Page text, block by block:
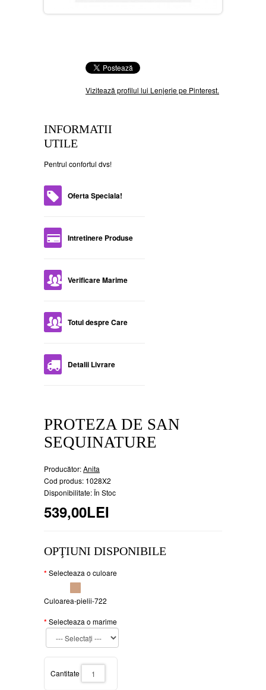
Vizitează profilul lui Lenjerie pe Pinterest.
INFORMATII
UTILE
Pentrul confortul dvs!
Oferta Speciala!
Intretinere Produse
Verificare Marime
Totul despre Care
Detalii Livrare
PROTEZA DE SAN
SEQUINATURE
Producător:Anita
Cod produs: 1028X2
Disponibilitate: În Stoc
539,00LEI
OPŢIUNI DISPONIBILE
Selecteaza o culoare
Culoarea-pielii-722
Selecteaza o marime
Cantitate